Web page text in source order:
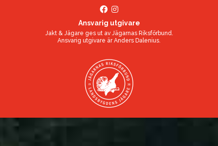
Ansvarig utgivare
Jakt & Jägare ges ut av Jägarnas Riksförbund.
Ansvarig utgivare ärAnders Dalenius.